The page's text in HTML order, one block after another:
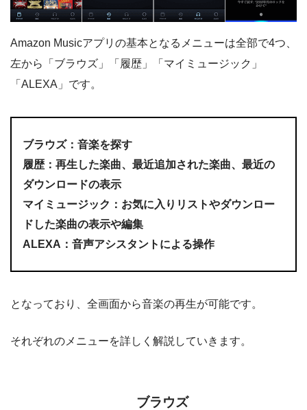
Amazon Musicアプリの基本となるメニューは全部で4つ、
左から「ブラウズ」「履歴」「マイミュージック」
「ALEXA」です。
ブラウズ：音楽を探す
履歴：再生した楽曲、最近追加された楽曲、最近の
ダウンロードの表示
マイミュージック：お気に入りリストやダウンロー
ドした楽曲の表示や編集
ALEXA：音声アシスタントによる操作
となっており、全画面から音楽の再生が可能です。
それぞれのメニューを詳しく解説していきます。
ブラウズ